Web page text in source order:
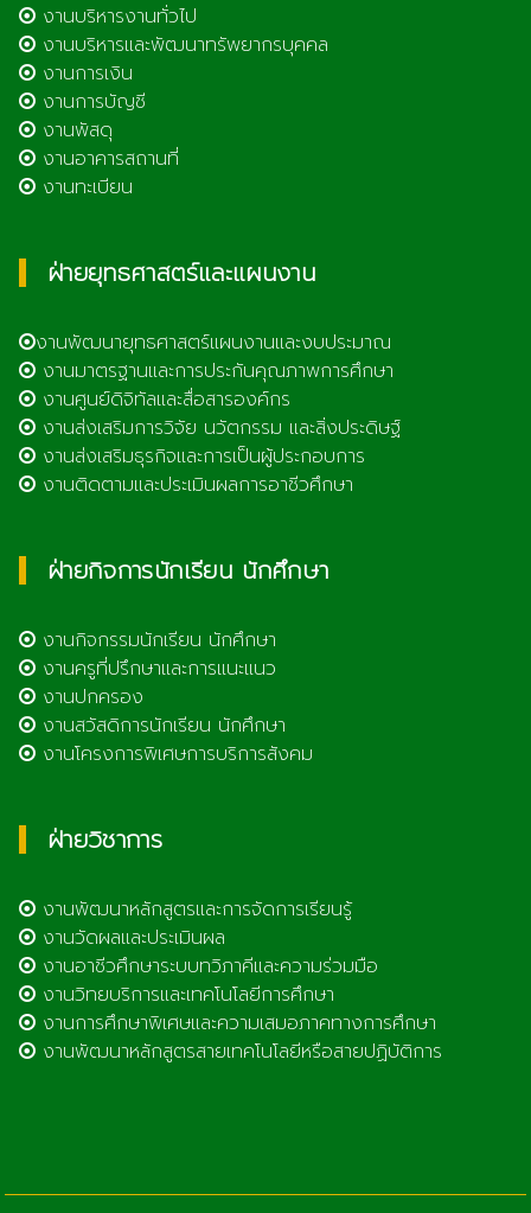
งานบริหารงานทั่วไป
งานบริหารและพัฒนาทรัพยากรบุคคล
งานการเงิน
งานการบัญชี
งานพัสดุ
งานอาคารสถานที่
งานทะเบียน
ฝ่ายยุทธศาสตร์และแผนงาน
งานพัฒนายุทธศาสตร์แผนงานและงบประมาณ
งานมาตรฐานและการประกันคุณภาพการศึกษา
งานศูนย์ดิจิทัลและสื่อสารองค์กร
งานส่งเสริมการวิจัย นวัตกรรม และสิ่งประดิษฐ์
งานส่งเสริมธุรกิจและการเป็นผู้ประกอบการ
งานติดตามและประเมินผลการอาชีวศึกษา
ฝ่ายกิจการนักเรียน นักศึกษา
งานกิจกรรมนักเรียน นักศึกษา
งานครูที่ปรึกษาและการแนะแนว
งานปกครอง
งานสวัสดิการนักเรียน นักศึกษา
งานโครงการพิเศษการบริการสังคม
ฝ่ายวิชาการ
งานพัฒนาหลักสูตรและการจัดการเรียนรู้
งานวัดผลและประเมินผล
งานอาชีวศึกษาระบบทวิภาคีและความร่วมมือ
งานวิทยบริการและเทคโนโลยีการศึกษา
งานการศึกษาพิเศษและความเสมอภาคทางการศึกษา
งานพัฒนาหลักสูตรสายเทคโนโลยีหรือสายปฏิบัติการ